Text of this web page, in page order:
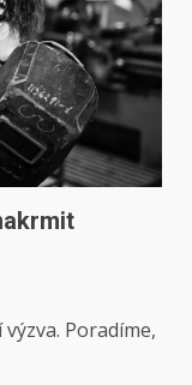
Poradíme,